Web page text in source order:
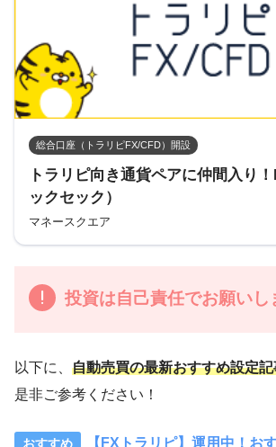
総合口座（トラリピFX/CFD）開設
トラリピ向き通貨ペアに仲間入り
ックセック）
マネースクエア
投資は自己責任でお願いし
以下に、 自動売買の最新おすすめ設定記
是非ご参考ください！
【FXトラリピ】運用中！お